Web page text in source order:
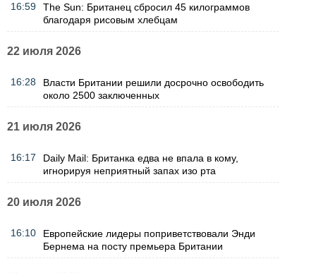
16:59
The Sun: Британец сбросил 45 килограммов
благодаря рисовым хлебцам
22 июля 2026
16:28
Власти Британии решили досрочно освободить
около 2500 заключенных
21 июля 2026
16:17
Daily Mail: Британка едва не впала в кому,
игнорируя неприятный запах изо рта
20 июля 2026
16:10
Европейские лидеры поприветствовали Энди
Бернема на посту премьера Британии